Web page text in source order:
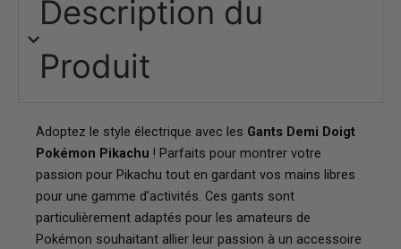
Description du
Produit
Adoptez le style électrique avec les Gants Demi Doigt
Pokémon Pikachu ! Parfaits pour montrer votre
passion pour Pikachu tout en gardant vos mains libres
pour une gamme d’activités. Ces gants sont
particulièrement adaptés pour les amateurs de
Pokémon souhaitant allier leur passion à un accessoire